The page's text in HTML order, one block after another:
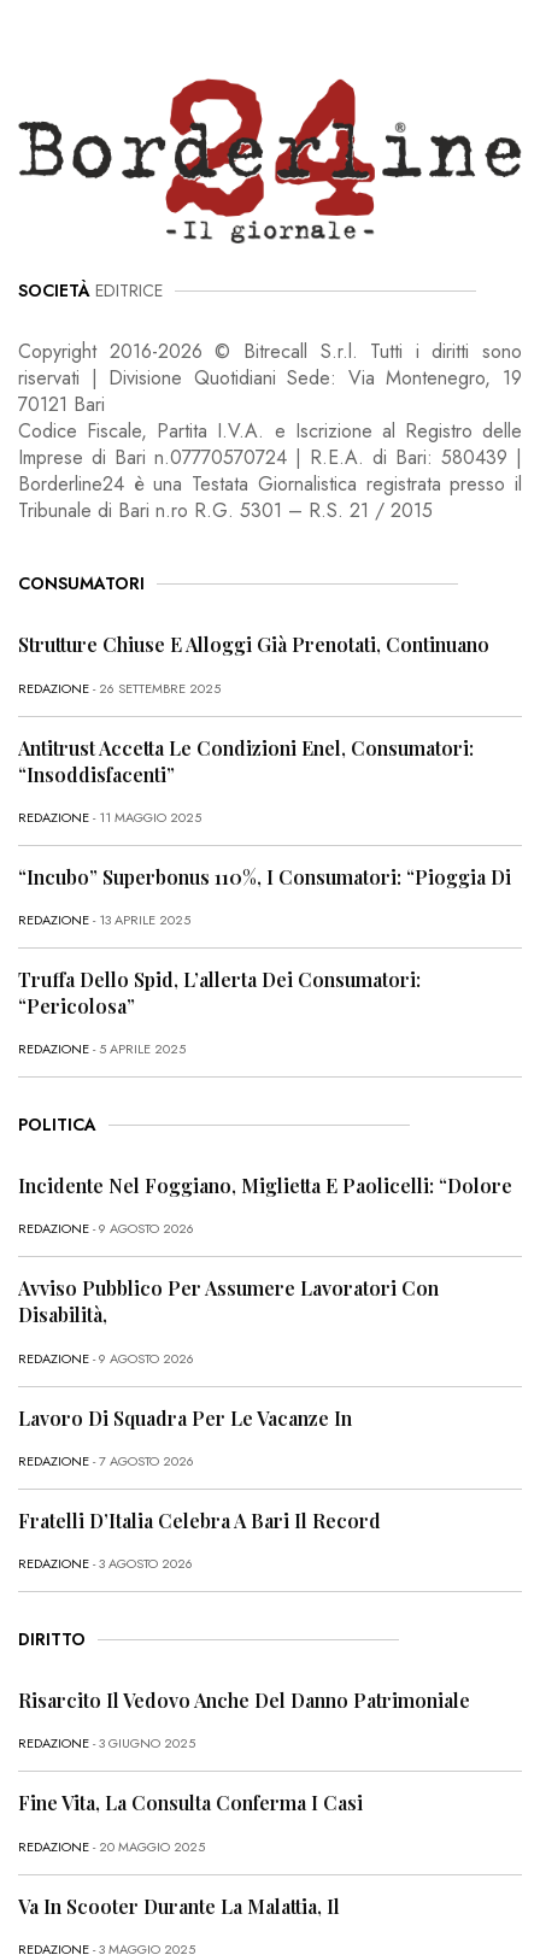
SOCIETÀ EDITRICE
Copyright 2016-2026 © Bitrecall S.r.l. Tutti i diritti sono
riservati | Divisione Quotidiani Sede: Via Montenegro, 19
70121 Bari
Codice Fiscale, Partita I.V.A. e Iscrizione al Registro delle
Imprese di Bari n.07770570724 | R.E.A. di Bari: 580439 |
Borderline24 è una Testata Giornalistica registrata presso il
Tribunale di Bari n.ro R.G. 5301 – R.S. 21 / 2015
CONSUMATORI
Strutture Chiuse E Alloggi Già Prenotati, Continuano
REDAZIONE- 26 SETTEMBRE 2025
Antitrust Accetta Le Condizioni Enel, Consumatori:
“Insoddisfacenti”
REDAZIONE- 11 MAGGIO 2025
“Incubo” Superbonus 110%, I Consumatori: “Pioggia Di
REDAZIONE- 13 APRILE 2025
Truffa Dello Spid, L’allerta Dei Consumatori:
“Pericolosa”
REDAZIONE- 5 APRILE 2025
POLITICA
Incidente Nel Foggiano, Miglietta E Paolicelli: “Dolore
REDAZIONE- 9 AGOSTO 2026
Avviso Pubblico Per Assumere Lavoratori Con
Disabilità,
REDAZIONE- 9 AGOSTO 2026
Lavoro Di Squadra Per Le Vacanze In
REDAZIONE- 7 AGOSTO 2026
Fratelli D’Italia Celebra A Bari Il Record
REDAZIONE- 3 AGOSTO 2026
DIRITTO
Risarcito Il Vedovo Anche Del Danno Patrimoniale
REDAZIONE- 3 GIUGNO 2025
Fine Vita, La Consulta Conferma I Casi
REDAZIONE- 20 MAGGIO 2025
Va In Scooter Durante La Malattia, Il
REDAZIONE- 3 MAGGIO 2025